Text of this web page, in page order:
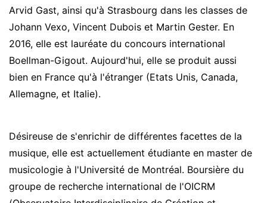
Arvid Gast, ainsi qu'à Strasbourg dans les classes de
Johann Vexo, Vincent Dubois et Martin Gester. En
2016, elle est lauréate du concours international
Boellman-Gigout. Aujourd'hui, elle se produit aussi
bien en France qu'à l'étranger (Etats Unis, Canada,
Allemagne, et Italie).
Désireuse de s'enrichir de différentes facettes de la
musique, elle est actuellement étudiante en master de
musicologie à l'Université de Montréal. Boursière du
groupe de recherche international de l'OICRM